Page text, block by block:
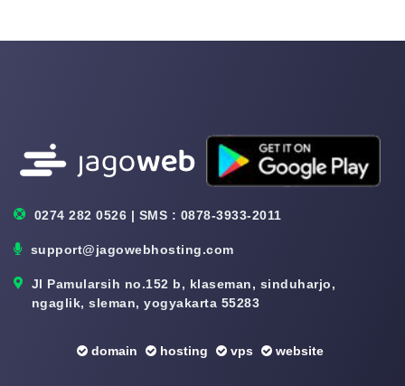
0274 282 0526 | SMS : 0878-3933-2011
support@jagowebhosting.com
Jl Pamularsih no.152 b, klaseman, sinduharjo,
ngaglik, sleman, yogyakarta 55283
domain hosting vps website